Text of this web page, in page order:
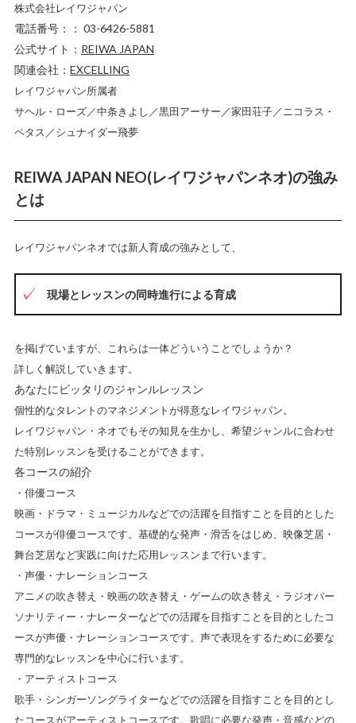
株式会社レイワジャパン
電話番号：： 03-6426-5881
公式サイト： REIWA JAPAN
関連会社： EXCELLING
レイワジャパン所属者
サヘル・ローズ／中条きよし／黒田アーサー／家田荘子／ニコラス・
ペタス／シュナイダー飛夢
REIWA JAPAN NEO(レイワジャパンネオ)の強み
とは
レイワジャパンネオでは新人育成の強みとして、
現場とレッスンの同時進行による育成
を掲げていますが、これらは一体どういうことでしょうか？
詳しく解説していきます。
あなたにピッタリのジャンルレッスン
個性的なタレントのマネジメントが得意なレイワジャパン。
レイワジャパン・ネオでもその知見を生かし、希望ジャンルに合わせ
た特別レッスンを受けることができます。
各コースの紹介
・俳優コース
映画・ドラマ・ミュージカルなどでの活躍を目指すことを目的とした
コースが俳優コースです。基礎的な発声・滑舌をはじめ、映像芝居・
舞台芝居など実践に向けた応用レッスンまで行います。
・声優・ナレーションコース
アニメの吹き替え・映画の吹き替え・ゲームの吹き替え・ラジオパー
ソナリティー・ナレーターなどでの活躍を目指すことを目的としたコ
ースが声優・ナレーションコースです。声で表現をするために必要な
専門的なレッスンを中心に行います。
・アーティストコース
歌手・シンガーソングライターなどでの活躍を目指すことを目的とし
たコースがアーティストコースです。歌唱に必要な発声・音感などの